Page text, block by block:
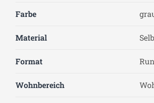
Farbe
Material
Format
Wohnbereich